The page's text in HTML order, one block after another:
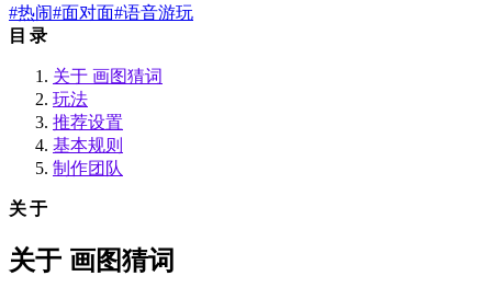
#热闹#面对面#语音游玩
目录
关于 画图猜词
玩法
推荐设置
基本规则
制作团队
关于
关于 画图猜词